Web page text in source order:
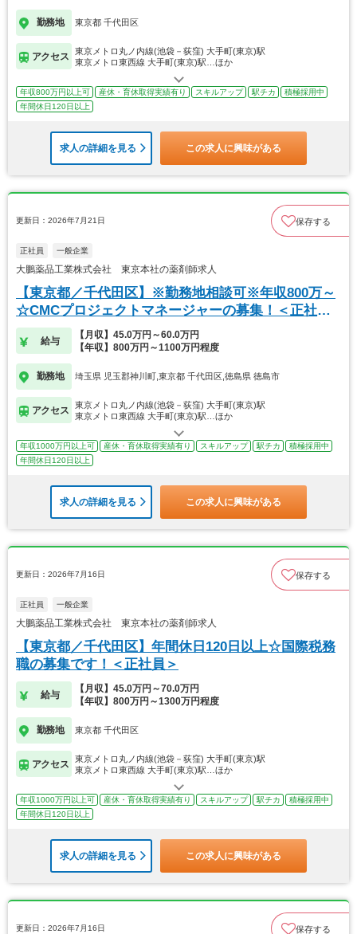
勤務地 東京都 千代田区
アクセス
東京メトロ丸ノ内線(池袋－荻窪) 大手町(東京)駅
東京メトロ東西線 大手町(東京)駅…ほか
年収800万円以上可 産休・育休取得実績有り スキルアップ 駅チカ
積極採用中
年間休日120日以上
求人の詳細を見る この求人に興味がある
更新日：2026年7月21日 保存する
正社員 一般企業
大鵬薬品工業株式会社 東京本社の薬剤師求人
【東京都／千代田区】※勤務地相談可※年収800万～
☆CMCプロジェクトマネージャーの募集！＜正社員
＞
給与
【月収】45.0万円～60.0万円
【年収】800万円～1100万円程度
勤務地 埼玉県 児玉郡神川町,東京都 千代田区,徳島県 徳島市
アクセス
東京メトロ丸ノ内線(池袋－荻窪) 大手町(東京)駅
東京メトロ東西線 大手町(東京)駅…ほか
年収1000万円以上可 産休・育休取得実績有り スキルアップ 駅チカ
積極採用中
年間休日120日以上
求人の詳細を見る この求人に興味がある
更新日：2026年7月16日 保存する
正社員 一般企業
大鵬薬品工業株式会社 東京本社の薬剤師求人
【東京都／千代田区】年間休日120日以上☆国際税務
職の募集です！＜正社員＞
給与
【月収】45.0万円～70.0万円
【年収】800万円～1300万円程度
勤務地 東京都 千代田区
アクセス
東京メトロ丸ノ内線(池袋－荻窪) 大手町(東京)駅
東京メトロ東西線 大手町(東京)駅…ほか
年収1000万円以上可 産休・育休取得実績有り スキルアップ 駅チカ
積極採用中
年間休日120日以上
求人の詳細を見る この求人に興味がある
更新日：2026年7月16日 保存する